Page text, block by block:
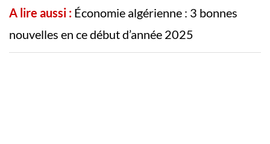
A lire aussi : Économie algérienne : 3 bonnes
nouvelles en ce début d’année 2025